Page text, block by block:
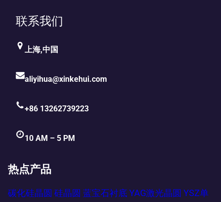
联系我们
上海,中国
aliyihua@xinkehui.com
+86 13262739223
10 AM – 5 PM
热点产品
碳化硅晶圆 硅晶圆 蓝宝石衬底 YAG激光晶圆 YSZ单